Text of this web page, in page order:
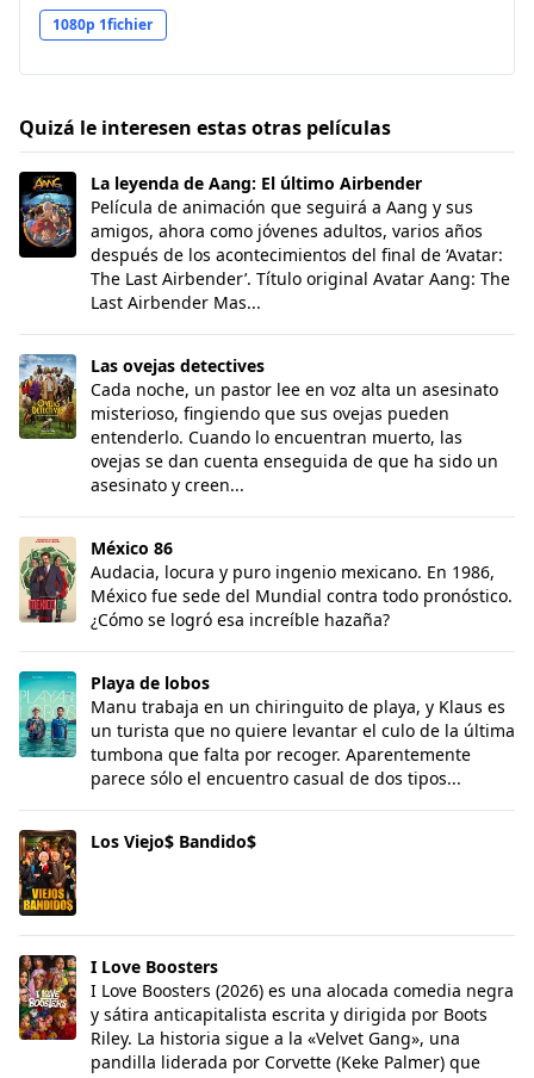
1080p 1fichier
Quizá le interesen estas otras películas
La leyenda de Aang: El último Airbender
La leyenda de Aang: El último Airbender
Película de animación que seguirá a Aang y sus
amigos, ahora como jóvenes adultos, varios años
después de los acontecimientos del final de ‘Avatar:
The Last Airbender’. Título original Avatar Aang: The
Last Airbender Mas...
Las ovejas detectives
Las ovejas detectives
Cada noche, un pastor lee en voz alta un asesinato
misterioso, fingiendo que sus ovejas pueden
entenderlo. Cuando lo encuentran muerto, las
ovejas se dan cuenta enseguida de que ha sido un
asesinato y creen...
México 86
México 86
Audacia, locura y puro ingenio mexicano. En 1986,
México fue sede del Mundial contra todo pronóstico.
¿Cómo se logró esa increíble hazaña?
Playa de lobos
Playa de lobos
Manu trabaja en un chiringuito de playa, y Klaus es
un turista que no quiere levantar el culo de la última
tumbona que falta por recoger. Aparentemente
parece sólo el encuentro casual de dos tipos...
Los Viejo$ Bandido$
Los Viejo$ Bandido$
I Love Boosters
I Love Boosters
I Love Boosters (2026) es una alocada comedia negra
y sátira anticapitalista escrita y dirigida por Boots
Riley. La historia sigue a la «Velvet Gang», una
pandilla liderada por Corvette (Keke Palmer) que